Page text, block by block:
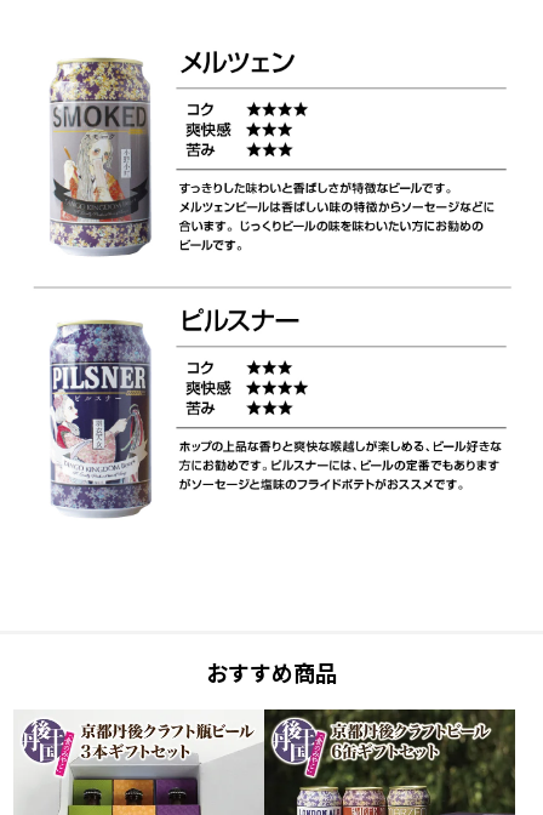
おすすめ商品